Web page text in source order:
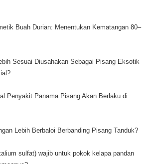
Buah Durian: Menentukan Kematangan 80–
Sesuai Diusahakan Sebagai Pisang Eksotik
Penyakit Panama Pisang Akan Berlaku di
Lebih Berbaloi Berbanding Pisang Tanduk?
sulfat) wajib untuk pokok kelapa pandan